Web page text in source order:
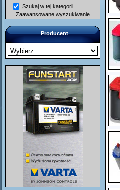
Szukaj w tej kategorii
Zaawansowane wyszukiwanie
Producent